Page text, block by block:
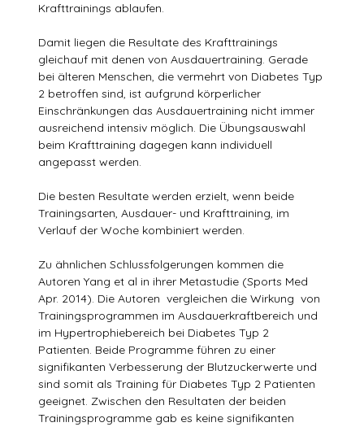
Krafttrainings ablaufen.
Damit liegen die Resultate des Krafttrainings
gleichauf mit denen von Ausdauertraining. Gerade
bei älteren Menschen, die vermehrt von Diabetes Typ
2 betroffen sind, ist aufgrund körperlicher
Einschränkungen das Ausdauertraining nicht immer
ausreichend intensiv möglich. Die Übungsauswahl
beim Krafttraining dagegen kann individuell
angepasst werden.
Die besten Resultate werden erzielt, wenn beide
Trainingsarten, Ausdauer- und Krafttraining, im
Verlauf der Woche kombiniert werden.
Zu ähnlichen Schlussfolgerungen kommen die
Autoren Yang et al in ihrer Metastudie (Sports Med
Apr. 2014). Die Autoren vergleichen die Wirkung von
Trainingsprogrammen im Ausdauerkraftbereich und
im Hypertrophiebereich bei Diabetes Typ 2
Patienten. Beide Programme führen zu einer
signifikanten Verbesserung der Blutzuckerwerte und
sind somit als Training für Diabetes Typ 2 Patienten
geeignet. Zwischen den Resultaten der beiden
Trainingsprogramme gab es keine signifikanten